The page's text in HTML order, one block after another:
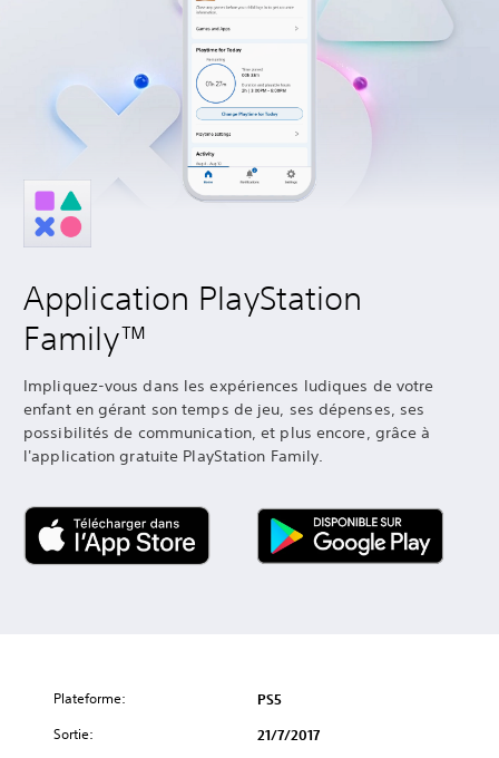
Application PlayStation
Family™
Impliquez-vous dans les expériences ludiques de votre
enfant en gérant son temps de jeu, ses dépenses, ses
possibilités de communication, et plus encore, grâce à
l'application gratuite PlayStation Family.
Plateforme: PS5
Sortie: 21/7/2017